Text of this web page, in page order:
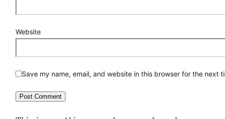
Website
Save my name, email, and website in this browser for the next